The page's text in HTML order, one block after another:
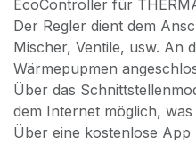
EcoController für
Der Regler dient dem
Mischer, Ventile, usw. An
Wärmepupmen
Über das
dem Internet möglich,
Über eine kostenlose